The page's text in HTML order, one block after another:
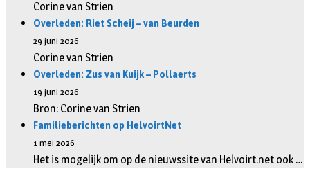
Corine van Strien
Overleden: Riet Scheij – van Beurden
29 juni 2026
Corine van Strien
Overleden: Zus van Kuijk – Pollaerts
19 juni 2026
Bron: Corine van Strien
Familieberichten op HelvoirtNet
1 mei 2026
Het is mogelijk om op de nieuwssite van Helvoirt.net ook …